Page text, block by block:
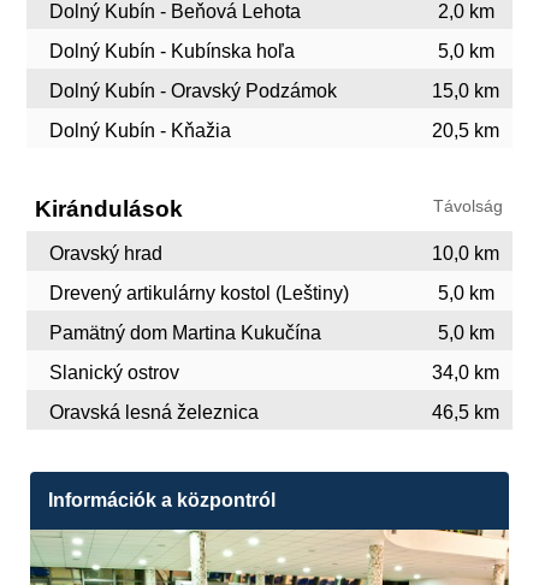
Dolný Kubín - Beňová Lehota
2,0 km
Dolný Kubín - Kubínska hoľa
5,0 km
Dolný Kubín - Oravský Podzámok
15,0 km
Dolný Kubín - Kňažia
20,5 km
Kirándulások Távolság
Oravský hrad
10,0 km
Drevený artikulárny kostol (Leštiny)
5,0 km
Pamätný dom Martina Kukučína
5,0 km
Slanický ostrov
34,0 km
Oravská lesná železnica
46,5 km
Információk a központról